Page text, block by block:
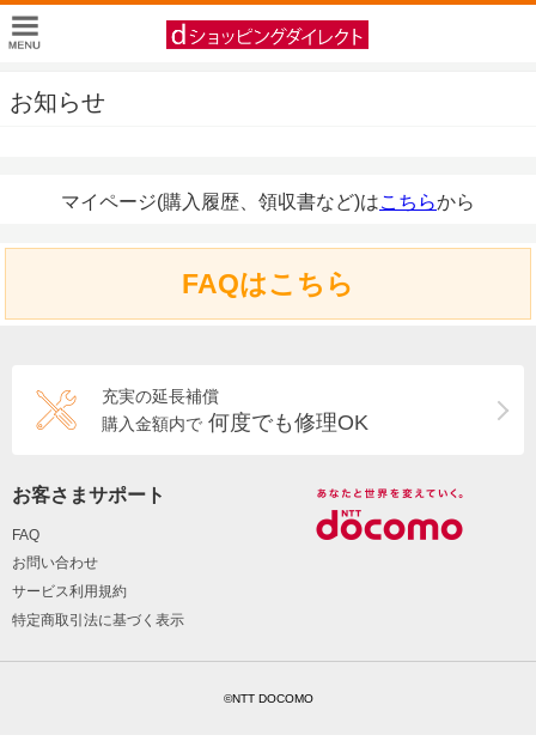
お知らせ
マイページ(購入履歴、領収書など)はこちらから
FAQはこちら
充実の延長補償
購入金額内で 何度でも修理OK
お客さまサポート
FAQ
お問い合わせ
サービス利用規約
特定商取引法に基づく表示
©NTT DOCOMO